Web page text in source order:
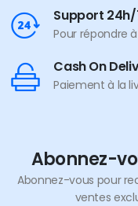
Support
Pour répondre
Cash On
Paiement à la
Abonnez-
Abonnez-vous pour
ventes